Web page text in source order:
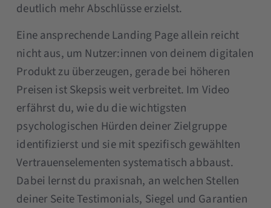
deutlich mehr Abschlüsse erzielst.
Eine ansprechende Landing Page allein reicht
nicht aus, um Nutzer:innen von deinem digitalen
Produkt zu überzeugen, gerade bei höheren
Preisen ist Skepsis weit verbreitet. Im Video
erfährst du, wie du die wichtigsten
psychologischen Hürden deiner Zielgruppe
identifizierst und sie mit spezifisch gewählten
Vertrauenselementen systematisch abbaust.
Dabei lernst du praxisnah, an welchen Stellen
deiner Seite Testimonials, Siegel und Garantien